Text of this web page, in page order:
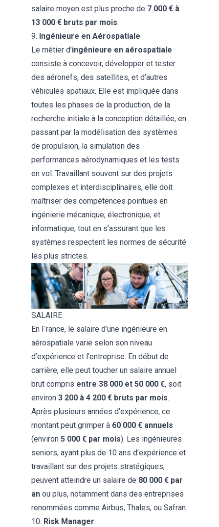
salaire moyen est plus proche de 7 000 € à
13 000 € bruts par mois.
​9. Ingénieure en Aérospatiale
Le métier d’ingénieure en aérospatiale
consiste à concevoir, développer et tester
des aéronefs, des satellites, et d’autres
véhicules spatiaux. Elle est impliquée dans
toutes les phases de la production, de la
recherche initiale à la conception détaillée, en
passant par la modélisation des systèmes
de propulsion, la simulation des
performances aérodynamiques et les tests
en vol. Travaillant souvent sur des projets
complexes et interdisciplinaires, elle doit
maîtriser des compétences pointues en
ingénierie mécanique, électronique, et
informatique, tout en s’assurant que les
systèmes respectent les normes de sécurité
les plus strictes.
SALAIRE
En France, le salaire d’une ingénieure en
aérospatiale varie selon son niveau
d’expérience et l’entreprise. En début de
carrière, elle peut toucher un salaire annuel
brut compris entre 38 000 et 50 000 €, soit
environ 3 200 à 4 200 € bruts par mois.
Après plusieurs années d’expérience, ce
montant peut grimper à 60 000 € annuels
(environ 5 000 € par mois). Les ingénieures
seniors, ayant plus de 10 ans d’expérience et
travaillant sur des projets stratégiques,
peuvent atteindre un salaire de 80 000 € par
an ou plus, notamment dans des entreprises
renommées comme Airbus, Thales, ou Safran​.
10. Risk Manager